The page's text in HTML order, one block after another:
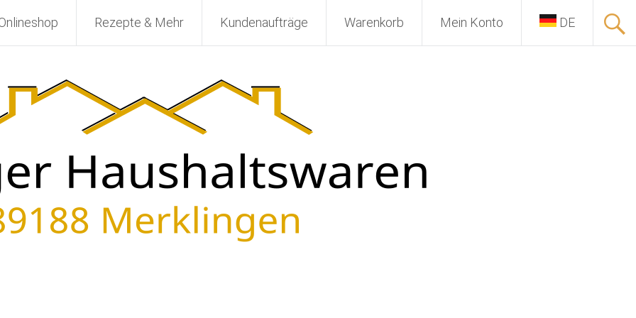
Rezepte & Mehr Kundenaufträge Warenkorb Mein Konto DE